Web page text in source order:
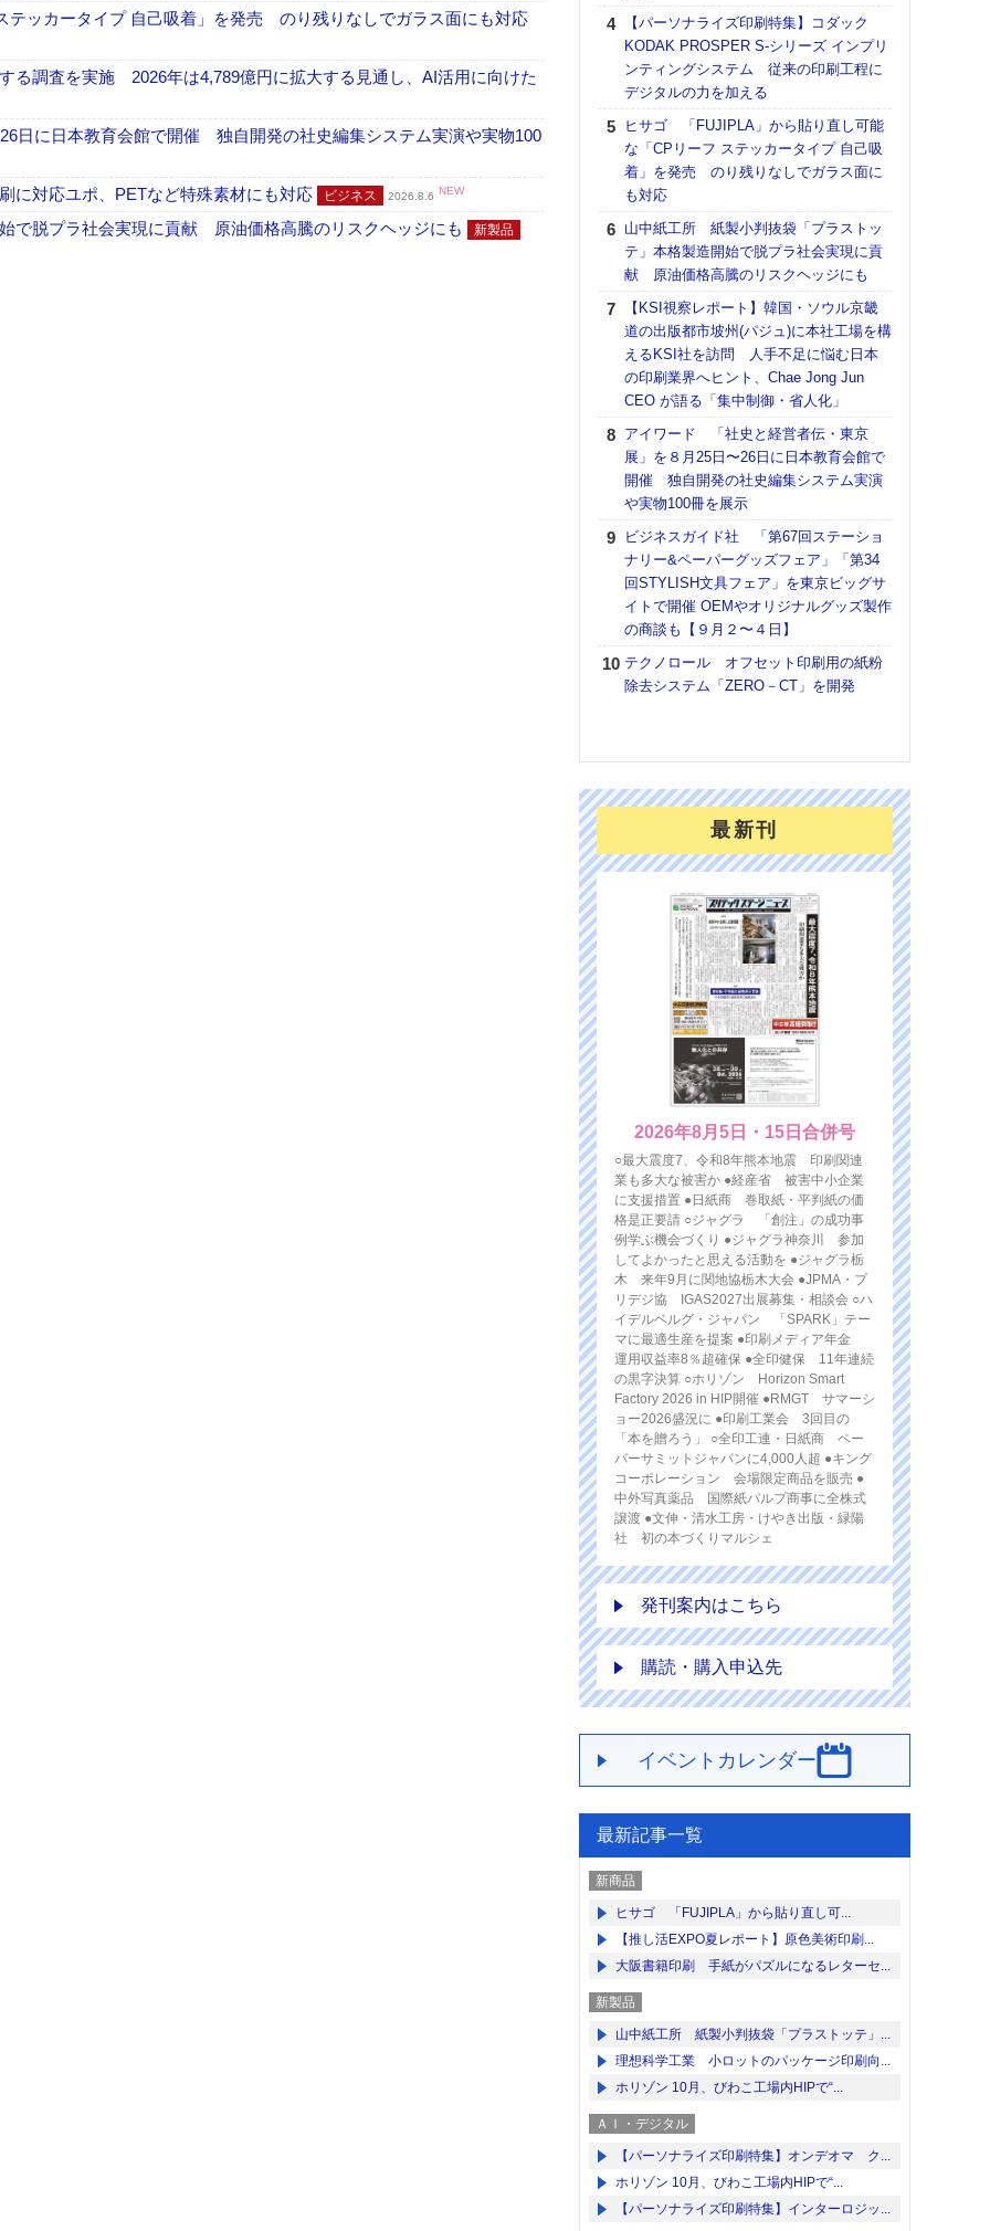
ッカータイプ 自己吸着」を発売 のり残りなしでガラス面にも対応
調査を実施 2026年は4,789億円に拡大する見通し、AI活用に向けた
日に日本教育会館で開催 独自開発の社史編集システム実演や実物100
に対応ユポ、PETなど特殊素材にも対応 ビジネス 2026.8.6 NEW
で脱プラ社会実現に貢献 原油価格高騰のリスクヘッジにも 新製品
【パーソナライズ印刷特集】コダック
KODAK PROSPER S-シリーズ インプリ
ンティングシステム 従来の印刷工程に
デジタルの力を加える
ヒサゴ 「FUJIPLA」から貼り直し可能
な「CPリーフ ステッカータイプ 自己吸
着」を発売 のり残りなしでガラス面に
も対応
山中紙工所 紙製小判抜袋「プラストッ
テ」本格製造開始で脱プラ社会実現に貢
献 原油価格高騰のリスクヘッジにも
【KSI視察レポート】韓国・ソウル京畿
道の出版都市坡州(パジュ)に本社工場を構
えるKSI社を訪問 人手不足に悩む日本
の印刷業界へヒント、Chae Jong Jun
CEO が語る「集中制御・省人化」
アイワード 「社史と経営者伝・東京
展」を８月25日〜26日に日本教育会館で
開催 独自開発の社史編集システム実演
や実物100冊を展示
ビジネスガイド社 「第67回ステーショ
ナリー&ペーパーグッズフェア」「第34
回STYLISH文具フェア」を東京ビッグサ
イトで開催 OEMやオリジナルグッズ製作
の商談も【９月２〜４日】
テクノロール オフセット印刷用の紙粉
除去システム「ZERO－CT」を開発
最新刊
2026年8月5日・15日合併号
○最大震度7、令和8年熊本地震 印刷関連
業も多大な被害か ●経産省 被害中小企業
に支援措置 ●日紙商 巻取紙・平判紙の価
格是正要請 ○ジャグラ 「創注」の成功事
例学ぶ機会づくり ●ジャグラ神奈川 参加
してよかったと思える活動を ●ジャグラ栃
木 来年9月に関地協栃木大会 ●JPMA・プ
リデジ協 IGAS2027出展募集・相談会 ○ハ
イデルベルグ・ジャパン 「SPARK」テー
マに最適生産を提案 ●印刷メディア年金
運用収益率8％超確保 ●全印健保 11年連続
の黒字決算 ○ホリゾン Horizon Smart
Factory 2026 in HIP開催 ●RMGT サマーシ
ョー2026盛況に ●印刷工業会 3回目の
「本を贈ろう」 ○全印工連・日紙商 ペー
パーサミットジャパンに4,000人超 ●キング
コーポレーション 会場限定商品を販売 ●
中外写真薬品 国際紙パルプ商事に全株式
譲渡 ●文伸・清水工房・けやき出版・緑陽
社 初の本づくりマルシェ
発刊案内はこちら
購読・購入申込先
イベントカレンダー
最新記事一覧
新商品
ヒサゴ 「FUJIPLA」から貼り直し可...
【推し活EXPO夏レポート】原色美術印刷...
大阪書籍印刷 手紙がパズルになるレターセ...
新製品
山中紙工所 紙製小判抜袋「プラストッテ」...
理想科学工業 小ロットのパッケージ印刷向...
ホリゾン 10月、びわこ工場内HIPで“...
ＡＩ・デジタル
【パーソナライズ印刷特集】オンデオマ ク...
ホリゾン 10月、びわこ工場内HIPで“...
【パーソナライズ印刷特集】インターロジッ...